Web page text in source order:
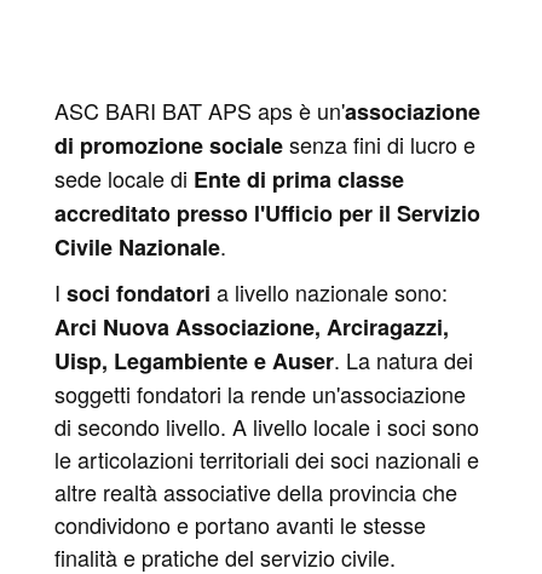
ASC BARI BAT APS aps è un'associazione
di promozione socialesenza fini di lucro e
sede locale di Ente di prima classe
accreditato presso l'Ufficio per il Servizio
Civile Nazionale.
I soci fondatori a livello nazionale sono:
Arci Nuova Associazione, Arciragazzi,
Uisp, Legambiente e Auser. La natura dei
soggetti fondatori la rende un'associazione
di secondo livello. A livello locale i soci sono
le articolazioni territoriali dei soci nazionali e
altre realtà associative della provincia che
condividono e portano avanti le stesse
finalità e pratiche del servizio civile.